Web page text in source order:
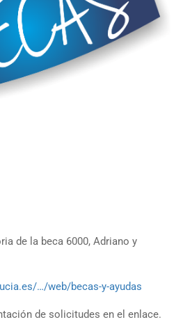
de la beca 6000, Adriano y
…/web/becas-y-ayudas
de solicitudes en el enlace.